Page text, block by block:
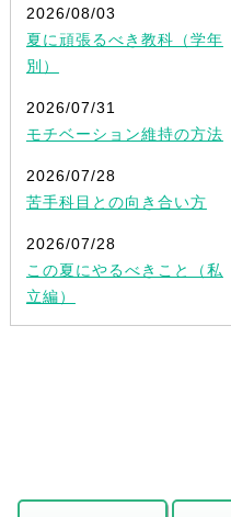
2026/08/03
夏に頑張るべき教科（学年
別）
2026/07/31
モチベーション維持の方法
2026/07/28
苦手科目との向き合い方
2026/07/28
この夏にやるべきこと（私
立編）